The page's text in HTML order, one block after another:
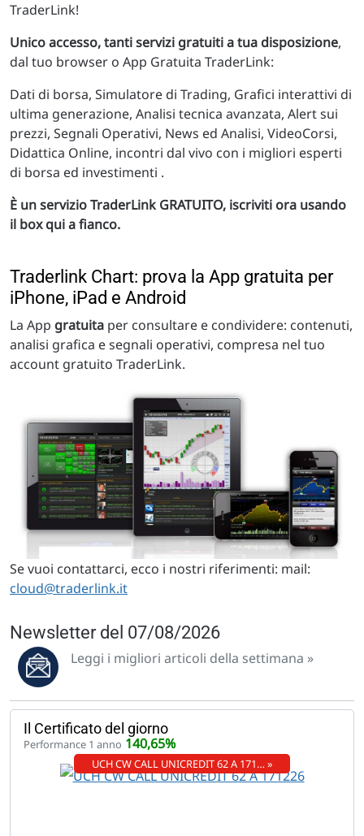
TraderLink!
Unico accesso, tanti servizi gratuiti a tua disposizione,
dal tuo browser o App Gratuita TraderLink:
Dati di borsa, Simulatore di Trading, Grafici interattivi di
ultima generazione, Analisi tecnica avanzata, Alert sui
prezzi, Segnali Operativi, News ed Analisi, VideoCorsi,
Didattica Online, incontri dal vivo con i migliori esperti
di borsa ed investimenti .
È un servizio TraderLink GRATUITO, iscriviti ora usando
il box qui a fianco.
Traderlink Chart: prova la App gratuita per
iPhone, iPad e Android
La App gratuita per consultare e condividere: contenuti,
analisi grafica e segnali operativi, compresa nel tuo
account gratuito TraderLink.
Se vuoi contattarci, ecco i nostri riferimenti: mail:
cloud@traderlink.it
Newsletter del 07/08/2026
Leggi i migliori articoli della settimana »
Il Certificato del giorno
Performance 1 anno 140,65%
UCH CW CALL UNICREDIT 62 A 171… »